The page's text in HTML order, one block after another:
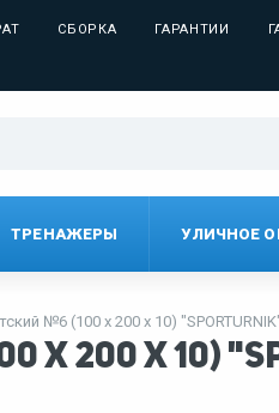
СБОРКА ГАРАНТИИ
ТРЕНАЖЕРЫ УЛИЧНОЕ
№6 (100 х 200 х 10)
200 х 10)